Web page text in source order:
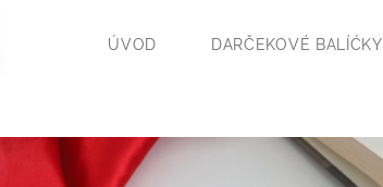
ÚVOD DARČEKOVÉ BALÍĆKY